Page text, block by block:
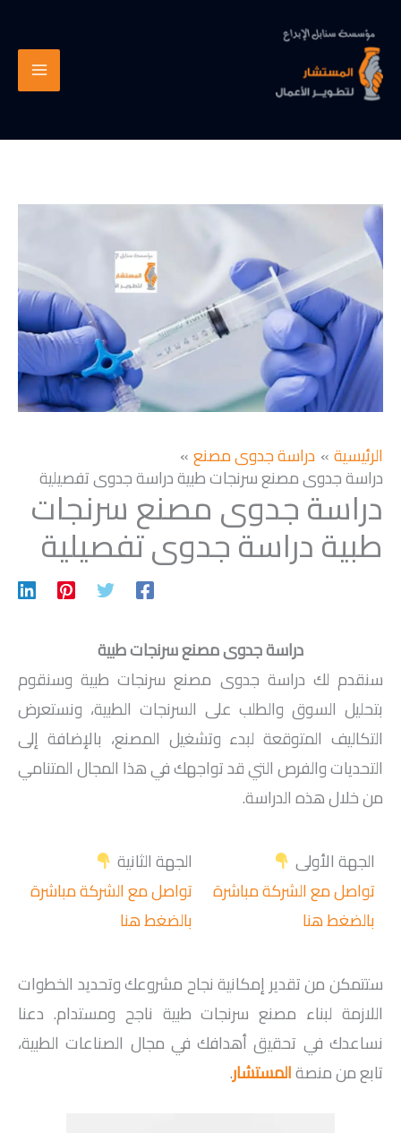
المحتوى
الرئيسية دراسة جدوى مصنع
دراسة جدوى مصنع سرنجات طبية دراسة جدوى تفصيلية
دراسة جدوى مصنع سرنجات
طبية دراسة جدوى تفصيلية
دراسة جدوى مصنع سرنجات طبية
سنقدم لك دراسة جدوى مصنع سرنجات طبية وسنقوم
بتحليل السوق والطلب على السرنجات الطبية، ونستعرض
التكاليف المتوقعة لبدء وتشغيل المصنع، بالإضافة إلى
التحديات والفرص التي قد تواجهك في هذا المجال المتنامي
من خلال هذه الدراسة.
الجهة الأولى
تواصل مع الشركة مباشرة
بالضغط هنا
الجهة الثانية
تواصل مع الشركة مباشرة
بالضغط هنا
ستتمكن من تقدير إمكانية نجاح مشروعك وتحديد الخطوات
اللازمة لبناء مصنع سرنجات طبية ناجح ومستدام. دعنا
نساعدك في تحقيق أهدافك في مجال الصناعات الطبية،
تابع من منصةالمستشار.